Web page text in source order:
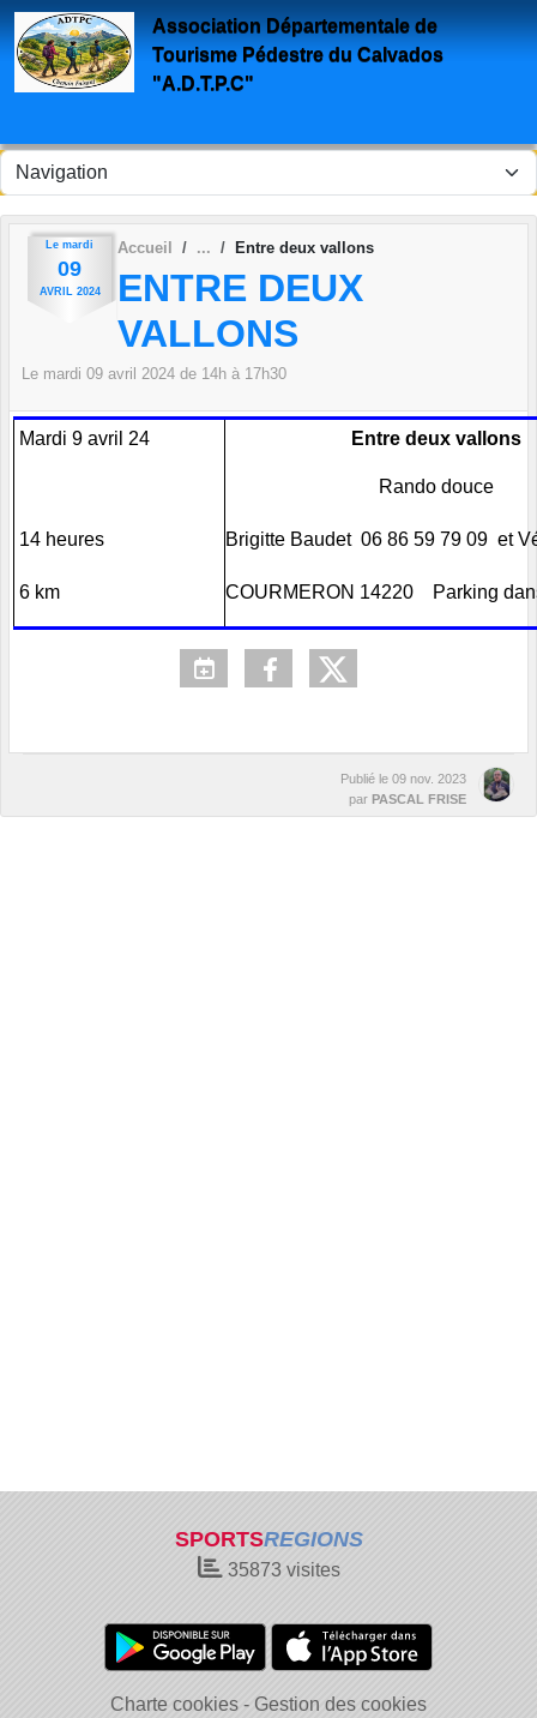
Association Départementale de
Tourisme Pédestre du Calvados
"A.D.T.P.C"
Le mardi
09
AVRIL 2024
Accueil Entre deux vallons
ENTRE DEUX
VALLONS
Le mardi 09 avril 2024 de 14h à 17h30
Mardi 9 avril 24 Entre
Rando douce
14 heures Brigitte Baudet 06 86 59 79 09 et
6 km COURMERON 14220 Parking
Publié le 09 nov. 2023
par PASCAL FRISE
SPORTSREGIONS
35873visites
Charte cookies
Gestion des cookies
Panneau de gestion des cookies